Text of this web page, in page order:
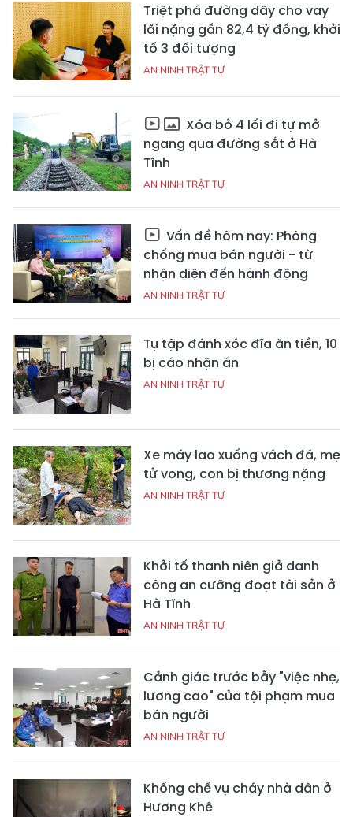
Triệt phá đường dây cho vay
lãi nặng gần 82,4 tỷ đồng, khởi
tố 3 đối tượng
AN NINH TRẬT TỰ
Xóa bỏ 4 lối đi tự mở
ngang qua đường sắt ở Hà
Tĩnh
AN NINH TRẬT TỰ
Vấn đề hôm nay: Phòng
chống mua bán người - từ
nhận diện đến hành động
AN NINH TRẬT TỰ
Tụ tập đánh xóc đĩa ăn tiền, 10
bị cáo nhận án
AN NINH TRẬT TỰ
Xe máy lao xuống vách đá, mẹ
tử vong, con bị thương nặng
AN NINH TRẬT TỰ
Khởi tố thanh niên giả danh
công an cưỡng đoạt tài sản ở
Hà Tĩnh
AN NINH TRẬT TỰ
Cảnh giác trước bẫy "việc nhẹ,
lương cao" của tội phạm mua
bán người
AN NINH TRẬT TỰ
Khống chế vụ cháy nhà dân ở
Hương Khê